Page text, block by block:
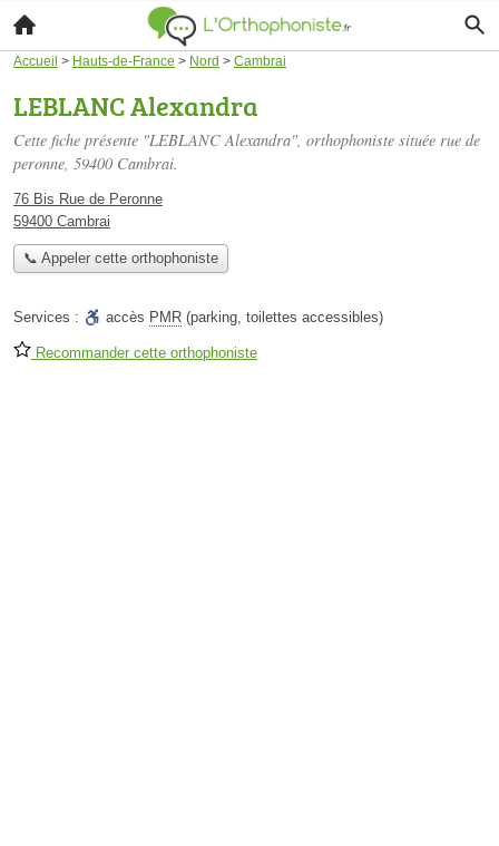
Accueil > Hauts-de-France > Nord > Cambrai
LEBLANC Alexandra
Cette fiche présente "LEBLANC Alexandra", orthophoniste située rue de
peronne, 59400 Cambrai.
76 Bis Rue de Peronne
59400 Cambrai
📞 Appeler cette orthophoniste
Services : accès PMR (parking, toilettes accessibles)
Recommander cette orthophoniste